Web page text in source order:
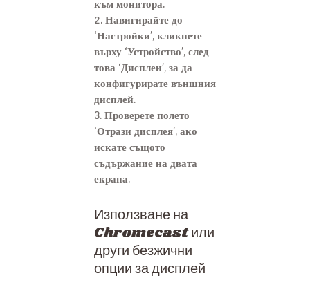
към монитора.
2. Навигирайте до
‘Настройки’, кликнете
върху ‘Устройство’, след
това ‘Дисплеи’, за да
конфигурирате външния
дисплей.
3. Проверете полето
‘Отрази дисплея’, ако
искате същото
съдържание на двата
екрана.
Използване на
Chromecast или
други безжични
опции за дисплей